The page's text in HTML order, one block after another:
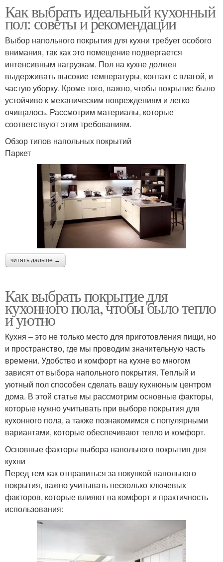
Как выбрать идеальный кухонный
пол: советы и рекомендации
Выбор напольного покрытия для кухни требует особого
внимания, так как это помещение подвергается
интенсивным нагрузкам. Пол на кухне должен
выдерживать высокие температуры, контакт с влагой, и
частую уборку. Кроме того, важно, чтобы покрытие было
устойчиво к механическим повреждениям и легко
очищалось. Рассмотрим материалы, которые
соответствуют этим требованиям.
Обзор типов напольных покрытий
Паркет
читать дальше →
Как выбрать покрытие для
кухонного пола, чтобы было тепло
и уютно
Кухня – это не только место для приготовления пищи, но
и пространство, где мы проводим значительную часть
времени. Удобство и комфорт на кухне во многом
зависят от выбора напольного покрытия. Теплый и
уютный пол способен сделать вашу кухнюным центром
дома. В этой статье мы рассмотрим основные факторы,
которые нужно учитывать при выборе покрытия для
кухонного пола, а также познакомимся с популярными
вариантами, которые обеспечивают тепло и комфорт.
Основные факторы выбора напольного покрытия для
кухни
Перед тем как отправиться за покупкой напольного
покрытия, важно учитывать несколько ключевых
факторов, которые влияют на комфорт и практичность
использования: